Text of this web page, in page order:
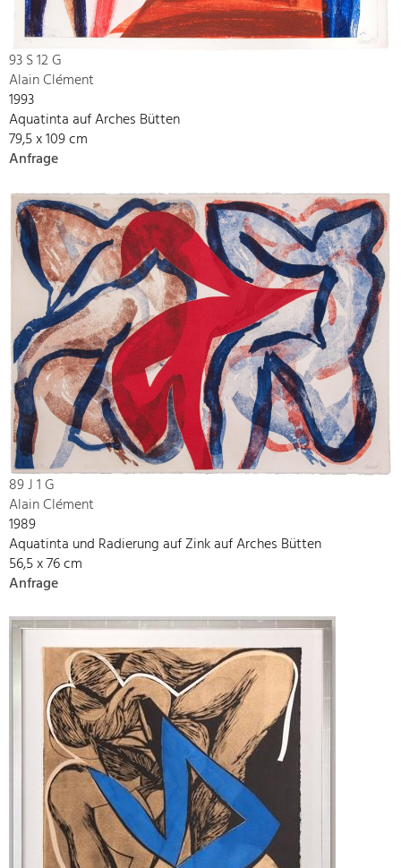
93 S 12 G
Alain Clément
1993
Aquatinta auf Arches Bütten
79,5 x 109 cm
Anfrage
89 J 1 G
Alain Clément
1989
Aquatinta und Radierung auf Zink auf Arches Bütten
56,5 x 76 cm
Anfrage